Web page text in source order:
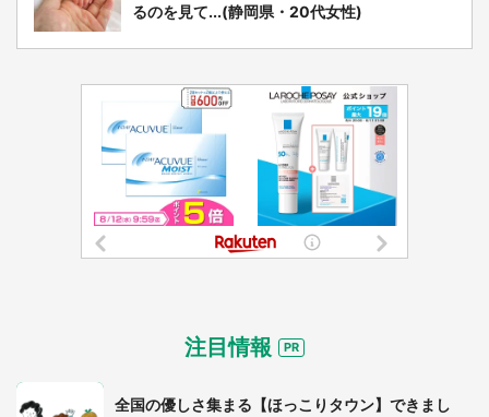
るのを見て...(静岡県・20代女性)
注目情報
全国の優しさ集まる【ほっこりタウン】できまし